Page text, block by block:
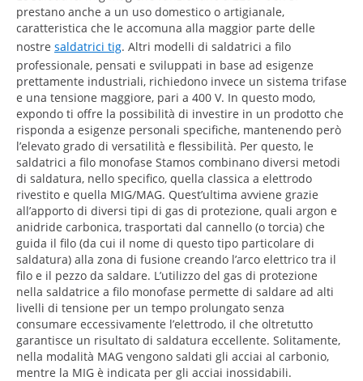
prestano anche a un uso domestico o artigianale,
caratteristica che le accomuna alla maggior parte delle
nostre saldatrici tig. Altri modelli di saldatrici a filo
professionale, pensati e sviluppati in base ad esigenze
prettamente industriali, richiedono invece un sistema trifase
e una tensione maggiore, pari a 400 V. In questo modo,
expondo ti offre la possibilità di investire in un prodotto che
risponda a esigenze personali specifiche, mantenendo però
l’elevato grado di versatilità e flessibilità. Per questo, le
saldatrici a filo monofase Stamos combinano diversi metodi
di saldatura, nello specifico, quella classica a elettrodo
rivestito e quella MIG/MAG. Quest’ultima avviene grazie
all’apporto di diversi tipi di gas di protezione, quali argon e
anidride carbonica, trasportati dal cannello (o torcia) che
guida il filo (da cui il nome di questo tipo particolare di
saldatura) alla zona di fusione creando l’arco elettrico tra il
filo e il pezzo da saldare. L’utilizzo del gas di protezione
nella saldatrice a filo monofase permette di saldare ad alti
livelli di tensione per un tempo prolungato senza
consumare eccessivamente l’elettrodo, il che oltretutto
garantisce un risultato di saldatura eccellente. Solitamente,
nella modalità MAG vengono saldati gli acciai al carbonio,
mentre la MIG è indicata per gli acciai inossidabili.